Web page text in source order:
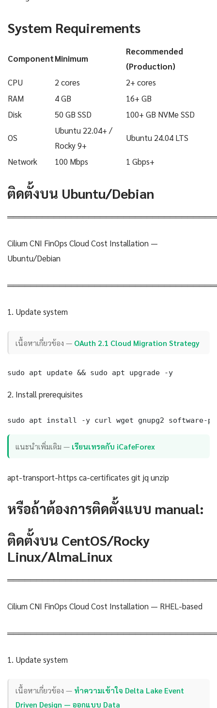
System Requirements
ComponentMinimum
Recommended
(Production)
CPU
2 cores
2+ cores
RAM
4 GB
16+ GB
Disk
50 GB SSD 100+ GB NVMe SSD
OS
Ubuntu 22.04+ /
Rocky 9+
Ubuntu 24.04 LTS
Network 100 Mbps 1 Gbps+
ติดตั้งบน Ubuntu/Debian
Cilium CNI FinOps Cloud Cost Installation —
Ubuntu/Debian
1. Update system
เนื้อหาเกี่ยวข้อง — OAuth 2.1 Cloud Migration Strategy
sudo apt update && sudo apt upgrade -y
2. Install prerequisites
sudo apt install -y curl wget gnupg2 software-
แนะนำเพิ่มเติม — เรียนเทรดกับ iCafeForex
apt-transport-https ca-certificates git jq unzip
หรือถ้าต้องการติดตั้งแบบ manual:
ติดตั้งบน CentOS/Rocky
Linux/AlmaLinux
Cilium CNI FinOps Cloud Cost Installation — RHEL-based
1. Update system
เนื้อหาเกี่ยวข้อง — ทำความเข้าใจ Delta Lake Event
Driven Design — ออกแบบ Data